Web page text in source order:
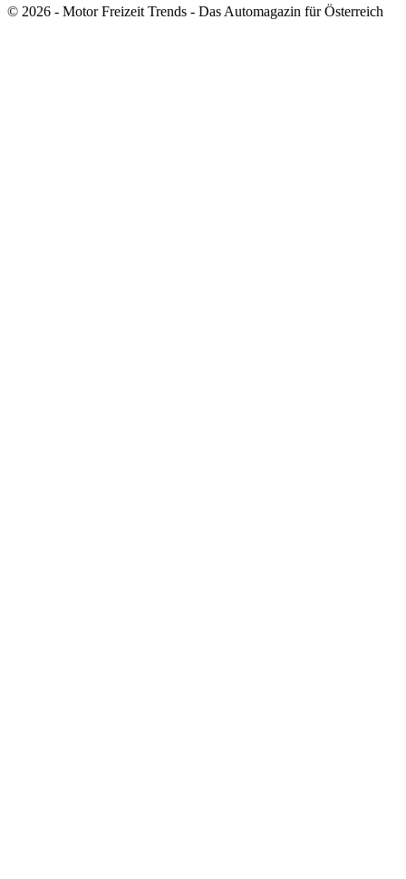
© 2026 - Motor Freizeit Trends - Das Automagazin für Österreich